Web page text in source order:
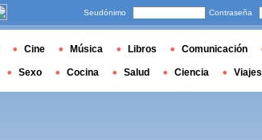
Seudónimo Contraseña
Cine Música Libros Comunicación
Sexo Cocina Salud Ciencia Viajes